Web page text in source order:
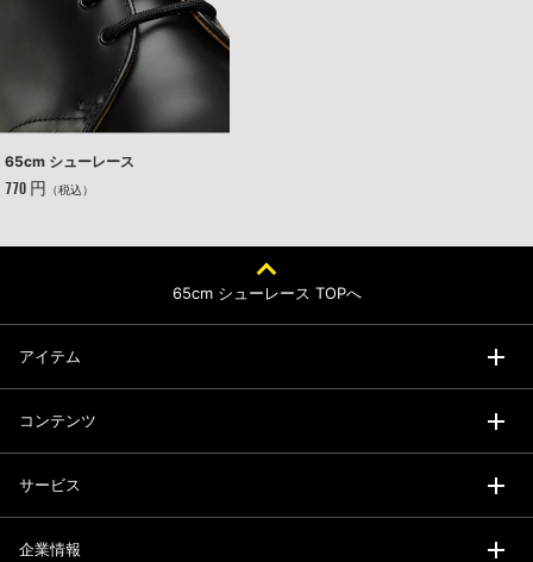
65cm シューレース
770 円 （税込）
65cm シューレース TOPへ
アイテム
コンテンツ
サービス
企業情報